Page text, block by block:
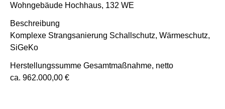
Wohngebäude Hochhaus, 132 WE
Beschreibung
Komplexe Strangsanierung Schallschutz, Wärmeschutz,
SiGeKo
Herstellungssumme Gesamtmaßnahme, netto
ca. 962.000,00 €